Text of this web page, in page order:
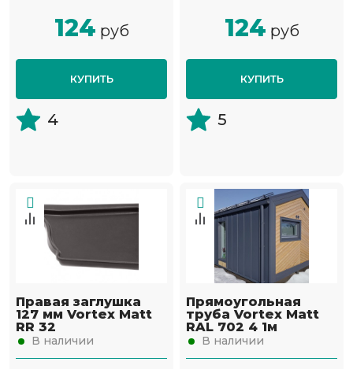
124 руб
КУПИТЬ
4
124 руб
КУПИТЬ
5
Правая заглушка
127 мм Vortex Matt
RR 32
В наличии
Прямоугольная
труба Vortex Matt
RAL 702 4 1м
В наличии